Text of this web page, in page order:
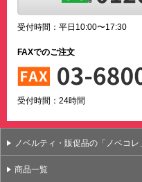
受付時間：平日10:00〜17:30
FAXでのご注文
受付時間：24時間
ノベルティ・販促品の「ノベコレ」
商品一覧